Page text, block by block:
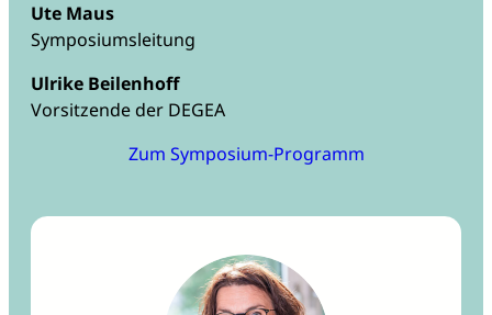
Ute Maus
Symposiumsleitung
Ulrike Beilenhoff
Vorsitzende der DEGEA
Zum Symposium-Programm